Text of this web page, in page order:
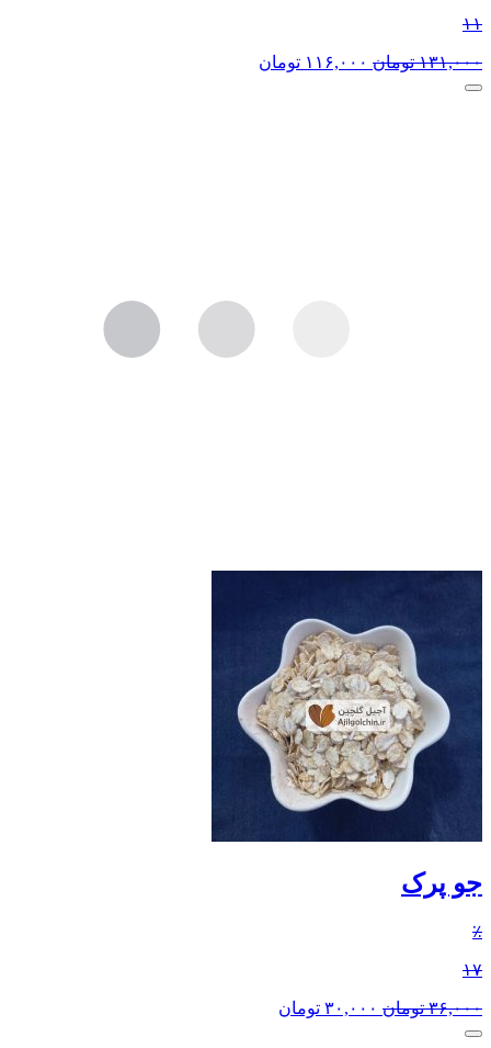
۱۱
۱۳۱,۰۰۰ تومان ۱۱۶,۰۰۰ تومان
جو پرک
٪
۱۷
۳۶,۰۰۰ تومان ۳۰,۰۰۰ تومان